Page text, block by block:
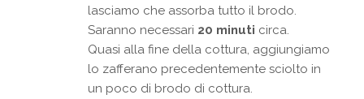
lasciamo che assorba tutto il brodo.
Saranno necessari 20 minuti circa.
Quasi alla fine della cottura, aggiungiamo
lo zafferano precedentemente sciolto in
un poco di brodo di cottura.